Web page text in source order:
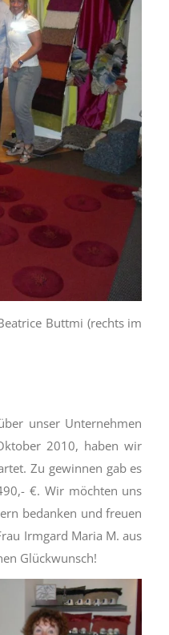
Buttmi (rechts im
unser Unternehmen
2010, haben wir
Zu gewinnen gab es
€. Wir möchten uns
bedanken und freuen
Irmgard Maria M. aus
Glückwunsch!